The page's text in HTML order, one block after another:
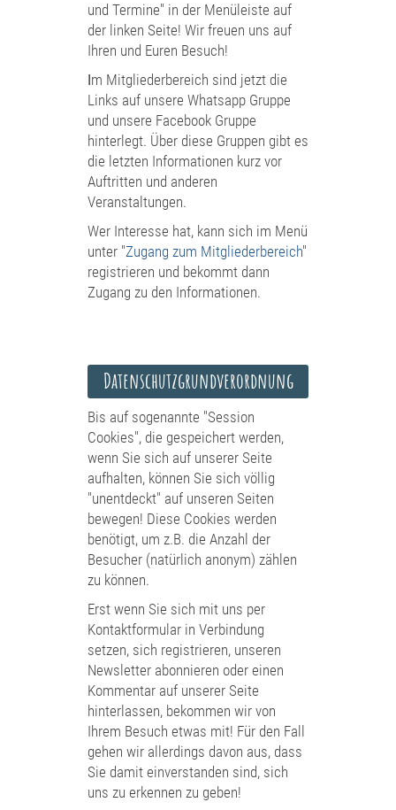
und Termine" in der Menüleiste auf
der linken Seite! Wir freuen uns auf
Ihren und Euren Besuch!
Im Mitgliederbereich sind jetzt die
Links auf unsere Whatsapp Gruppe
und unsere Facebook Gruppe
hinterlegt. Über diese Gruppen gibt es
die letzten Informationen kurz vor
Auftritten und anderen
Veranstaltungen.
Wer Interesse hat, kann sich im Menü
unter "Zugang zum Mitgliederbereich"
registrieren und bekommt dann
Zugang zu den Informationen.
Datenschutzgrundverordnung
Bis auf sogenannte "Session
Cookies", die gespeichert werden,
wenn Sie sich auf unserer Seite
aufhalten, können Sie sich völlig
"unentdeckt" auf unseren Seiten
bewegen! Diese Cookies werden
benötigt, um z.B. die Anzahl der
Besucher (natürlich anonym) zählen
zu können.
Erst wenn Sie sich mit uns per
Kontaktformular in Verbindung
setzen, sich registrieren, unseren
Newsletter abonnieren oder einen
Kommentar auf unserer Seite
hinterlassen, bekommen wir von
Ihrem Besuch etwas mit! Für den Fall
gehen wir allerdings davon aus, dass
Sie damit einverstanden sind, sich
uns zu erkennen zu geben!